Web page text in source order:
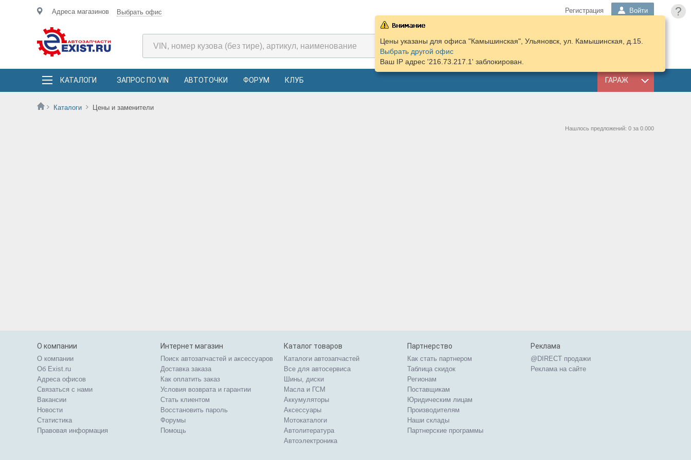
?
Адреса магазинов Выбрать офис Регистрация Войти
КОРЗИНА
ПОДОБРАТЬ
КАТАЛОГИ ЗАПРОС ПО VIN АВТОТОЧКИ ФОРУМ КЛУБ ГАРАЖ
Каталоги Цены и заменители
Цены указаны для офиса "Камышинская", Ульяновск, ул. Камышинская, д.15.
Выбрать другой офис
Ваш IP адрес '216.73.217.1' заблокирован.
Нашлось предложений: 0 за 0.000
О компании
О компании
Об Exist.ru
Адреса офисов
Связаться с нами
Вакансии
Новости
Статистика
Правовая информация
Интернет магазин
Поиск автозапчастей и аксессуаров
Доставка заказа
Как оплатить заказ
Условия возврата и гарантии
Стать клиентом
Восстановить пароль
Форумы
Помощь
Каталог товаров
Каталоги автозапчастей
Все для автосервиса
Шины, диски
Масла и ГСМ
Аккумуляторы
Аксессуары
Мотокаталоги
Автолитература
Автоэлектроника
Партнерство
Как стать партнером
Таблица скидок
Регионам
Поставщикам
Юридическим лицам
Производителям
Наши склады
Партнерские программы
Реклама
@DIRECT продажи
Реклама на сайте